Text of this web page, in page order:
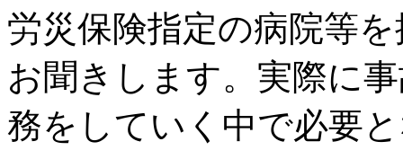
労災保険指定の病院等
お聞きします。実際に
務をしていく中で必要